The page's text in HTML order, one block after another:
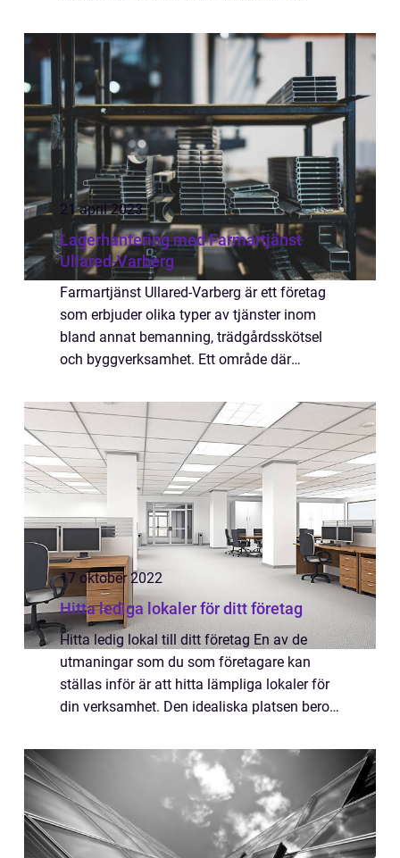
21 april 2023
Lagerhantering med Farmartjänst
Ullared-Varberg
Farmartjänst Ullared-Varberg är ett företag
som erbjuder olika typer av tjänster inom
bland annat bemanning, trädgårdsskötsel
och byggverksamhet. Ett område där
17 oktober 2022
Hitta lediga lokaler för ditt företag
Hitta ledig lokal till ditt företag En av de
utmaningar som du som företagare kan
ställas inför är att hitta lämpliga lokaler för
din verksamhet. Den idealiska platsen beror
målmarknad, tillgänglighet och s...